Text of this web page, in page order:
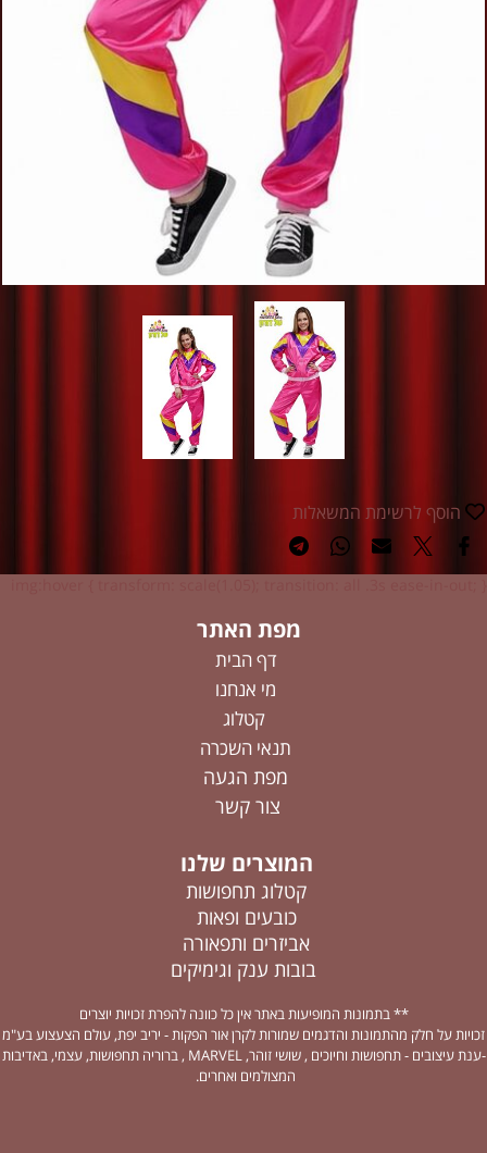
הוסף לרשימת המשאלות
מפת האתר
דף הבית
מי אנחנו
קטלוג
תנאי השכרה
מפת הגעה
צור קשר
המוצרים שלנו
קטלוג תחפושות
כובעים ופאות
אביזרים ותפאורה
בובות ענק וגימיקים
** בתמונות המופיעות באתר אין כל כוונה להפרת זכויות יוצרים
זכויות על חלק מהתמונות והדגמים שמורות לקרן אור הפקות - יריב יפת, עולם הצעצוע בע"מ
-ענת עיצובים - תחפושות וחיוכים , שושי זוהר, MARVEL , ברוריה תחפושות, עצמי, באדיבות
המצולמים ואחרים.